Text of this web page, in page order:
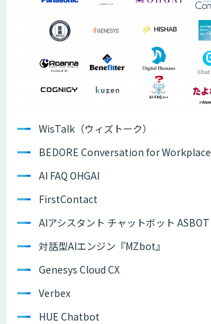
WisTalk（ウィズトーク）
BEDORE Conversation for Workplace
AI FAQ OHGAI
FirstContact
AIアシスタント チャットボット ASBOT
対話型AIエンジン『MZbot』
Genesys Cloud CX
Verbex
HUE Chatbot